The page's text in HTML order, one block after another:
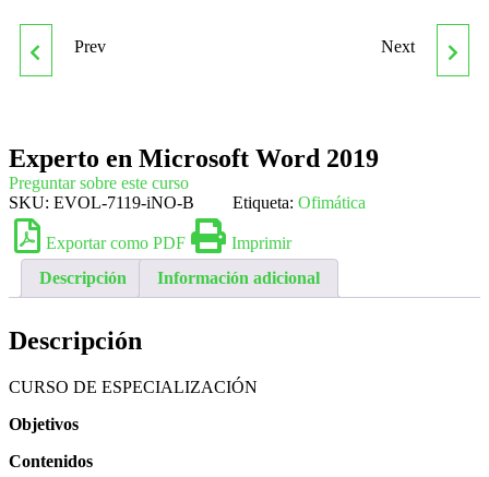
Prev
CONFLICTOS EN EL
ÁMBITO LABORAL
Next
Experto en Microsoft Word 2019
Preguntar sobre este curso
SKU: EVOL-7119-iNO-B Etiqueta: Ofimática
Exportar como PDF
Imprimir
Descripción
Información adicional
Descripción
CURSO DE ESPECIALIZACIÓN
Objetivos
Contenidos